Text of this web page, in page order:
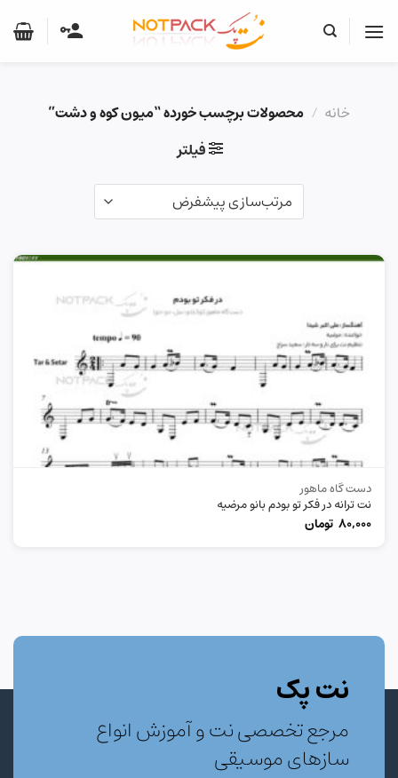
خانه / محصولات برچسب خورده “میون کوه و دشت”
فیلتر
دست گاه ماهور
نت ترانه در فکر تو بودم بانو مرضیه
80,000 تومان
نت پک
مرجع تخصصی نت و آموزش انواع
سازهای موسیقی